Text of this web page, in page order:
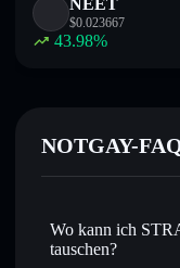
NEET
$0.023667
43.98%
NOTGAY-
Wo kann ich
tauschen?